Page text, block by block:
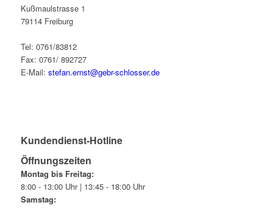
Kußmaulstrasse 1
79114 Freiburg
Tel: 0761/83812
Fax: 0761/ 892727
E-Mail: stefan.ernst@gebr-schlosser.de
Kundendienst-Hotline
Öffnungszeiten
Montag bis Freitag:
8:00 - 13:00 Uhr | 13:45 - 18:00 Uhr
Samstag: